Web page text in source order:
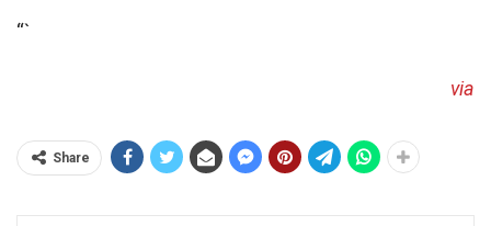
“`
via
Share